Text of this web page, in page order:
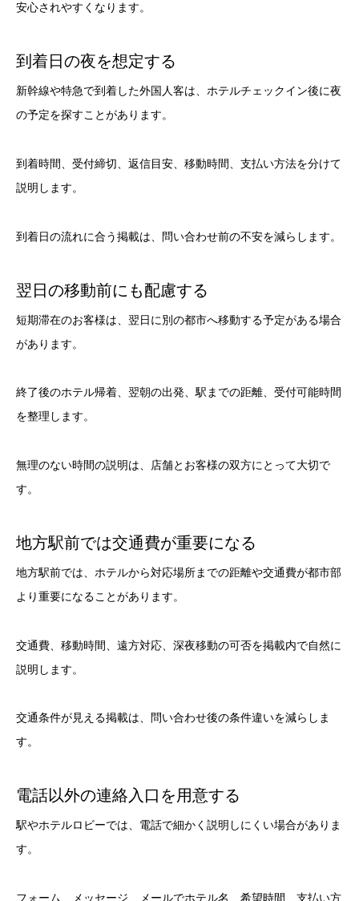
安心されやすくなります。
到着日の夜を想定する
新幹線や特急で到着した外国人客は、ホテルチェックイン後に夜
の予定を探すことがあります。
到着時間、受付締切、返信目安、移動時間、支払い方法を分けて
説明します。
到着日の流れに合う掲載は、問い合わせ前の不安を減らします。
翌日の移動前にも配慮する
短期滞在のお客様は、翌日に別の都市へ移動する予定がある場合
があります。
終了後のホテル帰着、翌朝の出発、駅までの距離、受付可能時間
を整理します。
無理のない時間の説明は、店舗とお客様の双方にとって大切で
す。
地方駅前では交通費が重要になる
地方駅前では、ホテルから対応場所までの距離や交通費が都市部
より重要になることがあります。
交通費、移動時間、遠方対応、深夜移動の可否を掲載内で自然に
説明します。
交通条件が見える掲載は、問い合わせ後の条件違いを減らしま
す。
電話以外の連絡入口を用意する
駅やホテルロビーでは、電話で細かく説明しにくい場合がありま
す。
フォーム、メッセージ、メールでホテル名、希望時間、支払い方